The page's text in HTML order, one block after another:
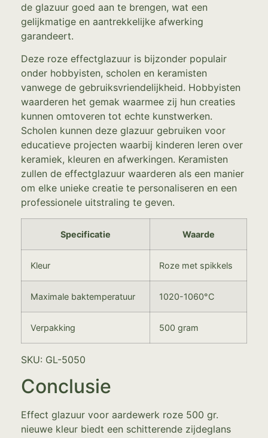
de glazuur goed aan te brengen, wat een
gelijkmatige en aantrekkelijke afwerking
garandeert.
Deze roze effectglazuur is bijzonder populair
onder hobbyisten, scholen en keramisten
vanwege de gebruiksvriendelijkheid. Hobbyisten
waarderen het gemak waarmee zij hun creaties
kunnen omtoveren tot echte kunstwerken.
Scholen kunnen deze glazuur gebruiken voor
educatieve projecten waarbij kinderen leren over
keramiek, kleuren en afwerkingen. Keramisten
zullen de effectglazuur waarderen als een manier
om elke unieke creatie te personaliseren en een
professionele uitstraling te geven.
Specificatie Waarde
Kleur Roze met spikkels
Maximale baktemperatuur 1020-1060°C
Verpakking 500 gram
SKU: GL-5050
Conclusie
Effect glazuur voor aardewerk roze 500 gr.
nieuwe kleur biedt een schitterende zijdeglans